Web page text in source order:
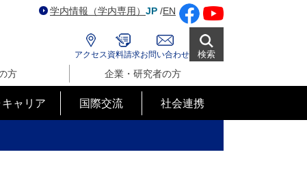
学内情報（学内専用） JP /EN
アクセス 資料請求お問い合わせ 検索
方 企業・研究者の方
キャリア 国際交流 社会連携